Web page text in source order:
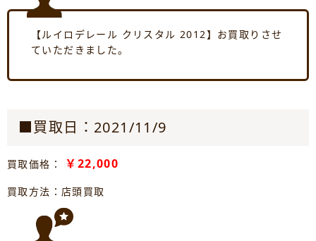
【ルイロデレール クリスタル 2012】お買取りさせ
ていただきました。
■買取日：2021/11/9
買取価格： ￥22,000
買取方法：店頭買取